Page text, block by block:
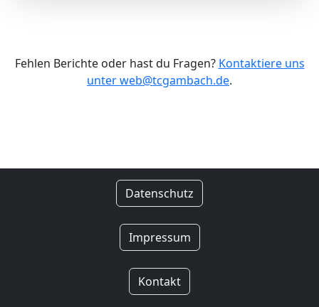
Fehlen Berichte oder hast du Fragen? Kontaktiere uns
unter web@tcgambach.de.
Datenschutz
Impressum
Kontakt